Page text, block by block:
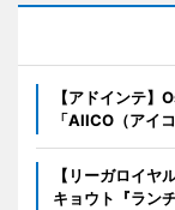
【アドインテ
「AIICO（アイ
【リーガロイヤ
キョウト『ラン